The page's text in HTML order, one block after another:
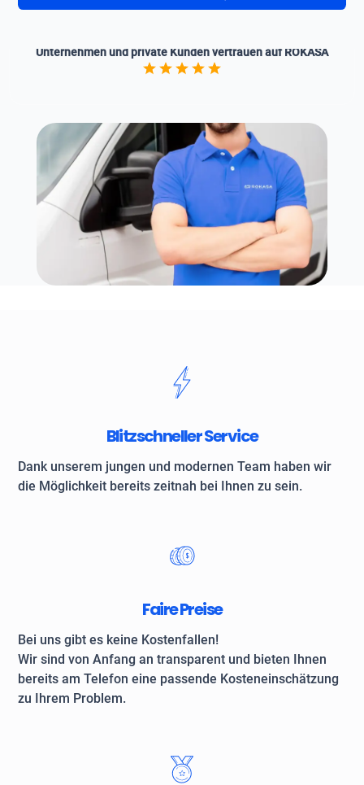
Unternehmen und private Kunden vertrauen auf ROKASA
Blitzschneller Service
Dank unserem jungen und modernen Team haben wir
die Möglichkeit bereits zeitnah bei Ihnen zu sein.
Faire Preise
Bei uns gibt es keine Kostenfallen!
Wir sind von Anfang an transparent und bieten Ihnen
bereits am Telefon eine passende Kosteneinschätzung
zu Ihrem Problem.